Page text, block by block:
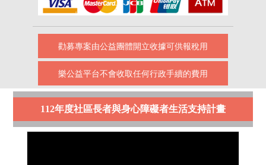
勸募專案由公益團體開立收據可供報稅用
樂公益平台不會收取任何行政手續的費用
112年度社區長者與身心障礙者生活支持計畫